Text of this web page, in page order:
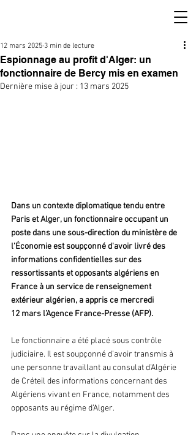
Espionnage au profit d'Alger: un
fonctionnaire de Bercy mis en examen
12 mars 2025 3 min de lecture
Dernière mise à jour : 13 mars 2025
Dans un contexte diplomatique tendu entre
Paris et Alger, un fonctionnaire occupant un
poste dans une sous-direction du ministère de
l'Économie est soupçonné d'avoir livré des
informations confidentielles sur des
ressortissants et opposants algériens en
France à un service de renseignement
extérieur algérien, a appris ce mercredi
12 mars l’Agence France-Presse (AFP).
Le fonctionnaire a été placé sous contrôle
judiciaire. Il est soupçonné d’avoir transmis à
une personne travaillant au consulat d’Algérie
de Créteil des informations concernant des
Algériens vivant en France, notamment des
opposants au régime d’Alger.